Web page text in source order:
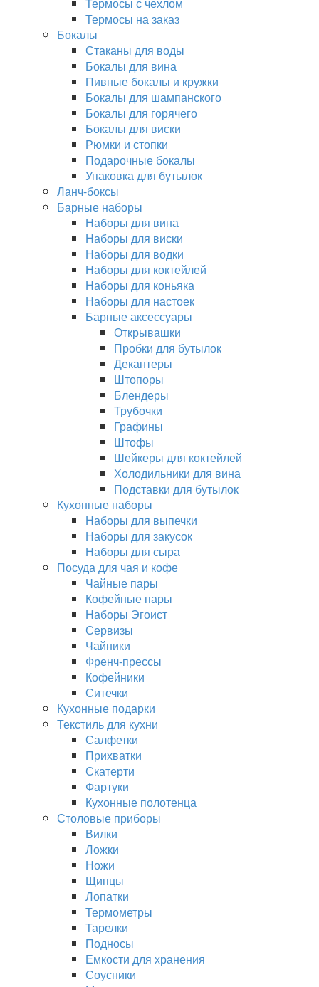
Термосы на заказ
Бокалы
Стаканы для воды
Бокалы для вина
Пивные бокалы и кружки
Бокалы для шампанского
Бокалы для горячего
Бокалы для виски
Рюмки и стопки
Подарочные бокалы
Упаковка для бутылок
Ланч-боксы
Барные наборы
Наборы для вина
Наборы для виски
Наборы для водки
Наборы для коктейлей
Наборы для коньяка
Наборы для настоек
Барные аксессуары
Открывашки
Пробки для бутылок
Декантеры
Штопоры
Блендеры
Трубочки
Графины
Штофы
Шейкеры для коктейлей
Холодильники для вина
Подставки для бутылок
Кухонные наборы
Наборы для выпечки
Наборы для закусок
Наборы для сыра
Посуда для чая и кофе
Чайные пары
Кофейные пары
Наборы Эгоист
Сервизы
Чайники
Френч-прессы
Кофейники
Ситечки
Кухонные подарки
Текстиль для кухни
Салфетки
Прихватки
Скатерти
Фартуки
Кухонные полотенца
Столовые приборы
Вилки
Ложки
Ножи
Щипцы
Лопатки
Термометры
Тарелки
Подносы
Емкости для хранения
Соусники